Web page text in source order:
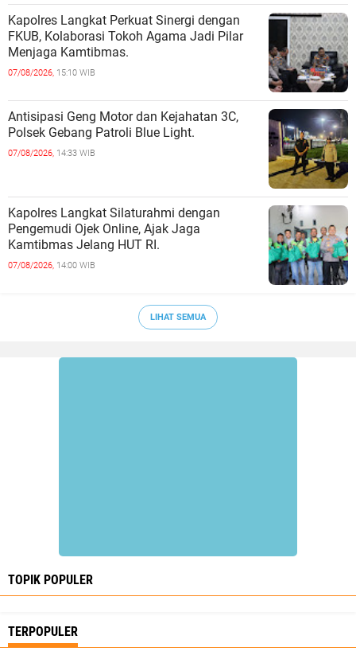
Kapolres Langkat Perkuat Sinergi dengan
FKUB, Kolaborasi Tokoh Agama Jadi Pilar
Menjaga Kamtibmas.
07/08/2026, 15:10 WIB
Antisipasi Geng Motor dan Kejahatan 3C,
Polsek Gebang Patroli Blue Light.
07/08/2026, 14:33 WIB
Kapolres Langkat Silaturahmi dengan
Pengemudi Ojek Online, Ajak Jaga
Kamtibmas Jelang HUT RI.
07/08/2026, 14:00 WIB
LIHAT SEMUA
TOPIK POPULER
TERPOPULER